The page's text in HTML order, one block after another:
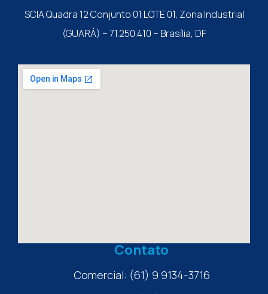
SCIA Quadra 12 Conjunto 01 LOTE 01, Zona Industrial
(GUARÁ) – 71.250.410 – Brasília, DF
Contato
Comercial: (61) 9 9134-3716